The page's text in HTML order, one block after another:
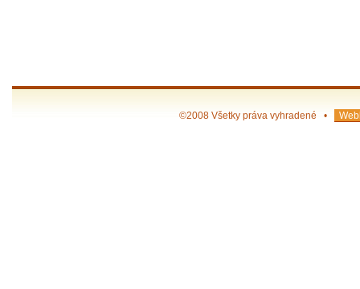
©2008 Všetky práva vyhradené •